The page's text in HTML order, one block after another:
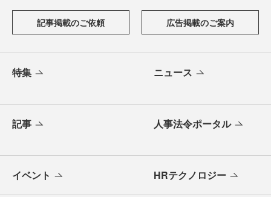
記事掲載のご依頼 広告掲載のご案内
特集 ニュース
記事 人事法令ポータル
イベント HRテクノロジー